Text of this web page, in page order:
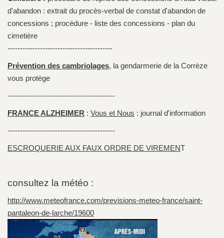
d'abandon : extrait du procès-verbal de constat d'abandon de
concessions ; procédure - liste des concessions - plan du
cimetière
------------------------------------------
Prévention des cambriolages, la gendarmerie de la Corrèze
vous protège
-------------------------------------------
FRANCE ALZHEIMER : Vous et Nous : journal d'information
-------------------------------------------
ESCROQUERIE AUX FAUX ORDRE DE VIREMENT
consultez la météo :
http://www.meteofrance.com/previsions-meteo-france/saint-
pantaleon-de-larche/19600